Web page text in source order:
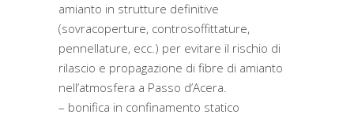
amianto in strutture definitive
(sovracoperture, controsoffittature,
pennellature, ecc.) per evitare il rischio di
rilascio e propagazione di fibre di amianto
nell’atmosfera a Passo d’Acera.
– bonifica in confinamento statico